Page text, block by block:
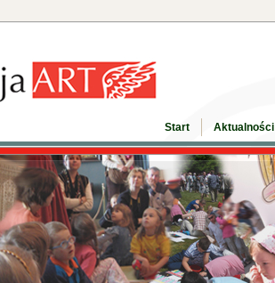
Start Aktualności